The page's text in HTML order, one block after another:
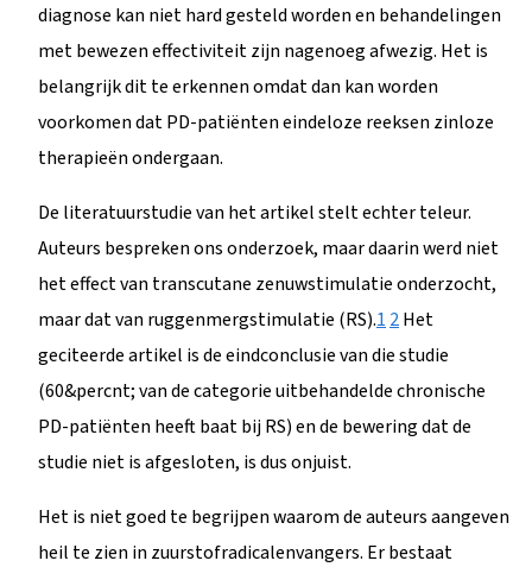
diagnose kan niet hard gesteld worden en behandelingen
met bewezen effectiviteit zijn nagenoeg afwezig. Het is
belangrijk dit te erkennen omdat dan kan worden
voorkomen dat PD-patiënten eindeloze reeksen zinloze
therapieën ondergaan.
De literatuurstudie van het artikel stelt echter teleur.
Auteurs bespreken ons onderzoek, maar daarin werd niet
het effect van transcutane zenuwstimulatie onderzocht,
maar dat van ruggenmergstimulatie (RS).1 2Het
geciteerde artikel is de eindconclusie van die studie
(60&percnt; van de categorie uitbehandelde chronische
PD-patiënten heeft baat bij RS) en de bewering dat de
studie niet is afgesloten, is dus onjuist.
Het is niet goed te begrijpen waarom de auteurs aangeven
heil te zien in zuurstofradicalenvangers. Er bestaat